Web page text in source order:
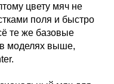
цвету мяч не
поля и быстро
те же базовые
в моделях выше,